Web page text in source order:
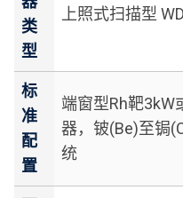
类
型
上照式扫描型
标
准
配
置
端窗型Rh靶3kW
器，铍(Be)至锔
统